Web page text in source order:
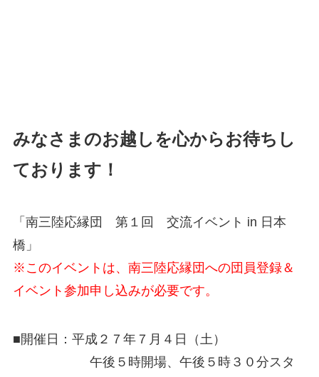
みなさまのお越しを心からお待ちし
ております！
「南三陸応縁団 第１回 交流イベント in 日本
橋」
※このイベントは、南三陸応縁団への団員登録＆
イベント参加申し込みが必要です。
■開催日：平成２７年７月４日（土）
午後５時開場、午後５時３０分スタ